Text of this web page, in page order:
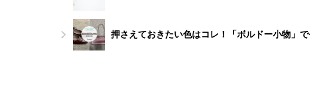
押さえておきたい色はコレ！「ボルドー小物」